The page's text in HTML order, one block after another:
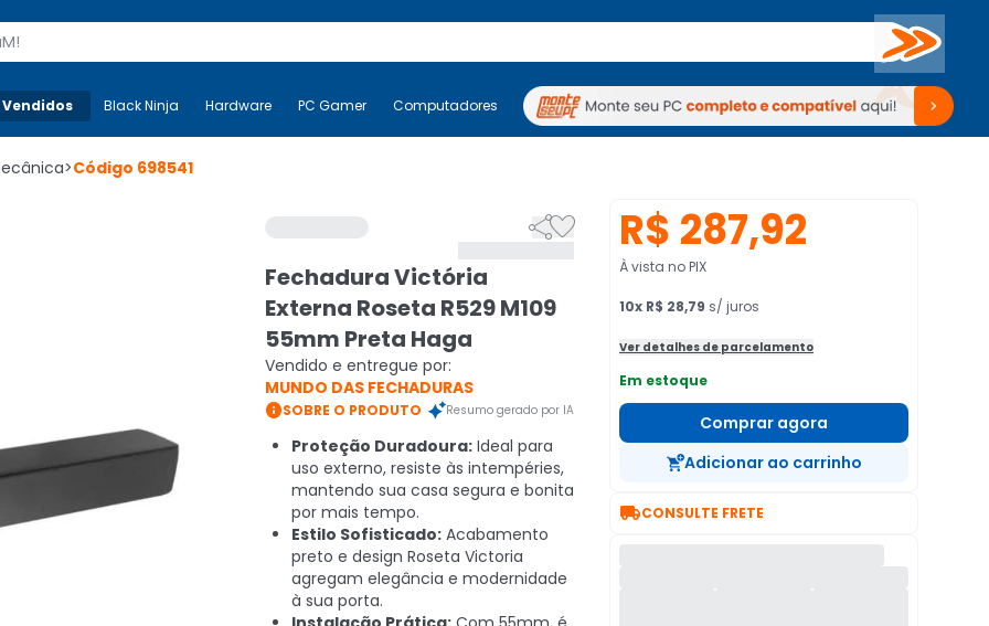
Buscar
Mais-v- Black Ninja Hardware PC Gamer Computadores Periféricos TV Venda no KaBuM!
Black Ninja Hardware PC Gamer Computadores Periféricos TV Venda no KaBuM!
>Código 698541

Fechadura Victória
Externa Roseta R529 M109
55mm Preta Haga
Vendido e entregue por:
MUNDO DAS FECHADURAS
SOBRE O PRODUTO Resumo gerado por IA
Proteção Duradoura: Ideal para
uso externo, resiste às intempéries,
mantendo sua casa segura e bonita
por mais tempo.
Estilo Sofisticado: Acabamento
preto e design Roseta Victoria
agregam elegância e modernidade
à sua porta.
R$ 287,92
À vista no PIX
10x R$ 28,79 s/ juros
Ver detalhes de parcelamento
Em estoque
Comprar agora
Adicionar ao carrinho
CONSULTE FRETE